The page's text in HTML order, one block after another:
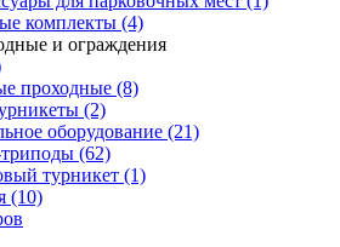
комплекты (4)
и ограждения
проходные (8)
(2)
оборудование (21)
(62)
турникет (1)
(10)